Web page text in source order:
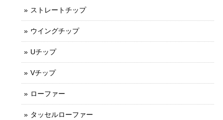
ストレートチップ
ウイングチップ
Uチップ
Vチップ
ローファー
タッセルローファー